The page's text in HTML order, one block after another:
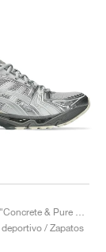
/ Zapatos